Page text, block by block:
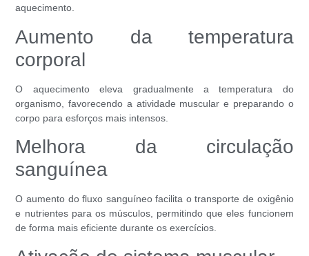
aquecimento.
Aumento da temperatura
corporal
O aquecimento eleva gradualmente a temperatura do
organismo, favorecendo a atividade muscular e preparando o
corpo para esforços mais intensos.
Melhora da circulação
sanguínea
O aumento do fluxo sanguíneo facilita o transporte de oxigênio
e nutrientes para os músculos, permitindo que eles funcionem
de forma mais eficiente durante os exercícios.